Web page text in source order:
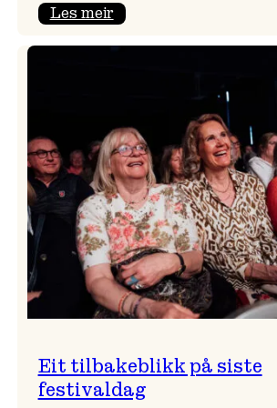
Les meir:
Eit tilbakeblikk på siste
festivaldag